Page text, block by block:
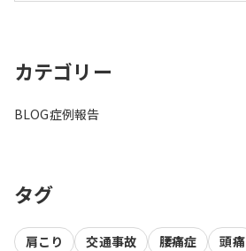
カテゴリー
BLOG症例報告
タグ
肩こり 交通事故 腰痛症 頭痛